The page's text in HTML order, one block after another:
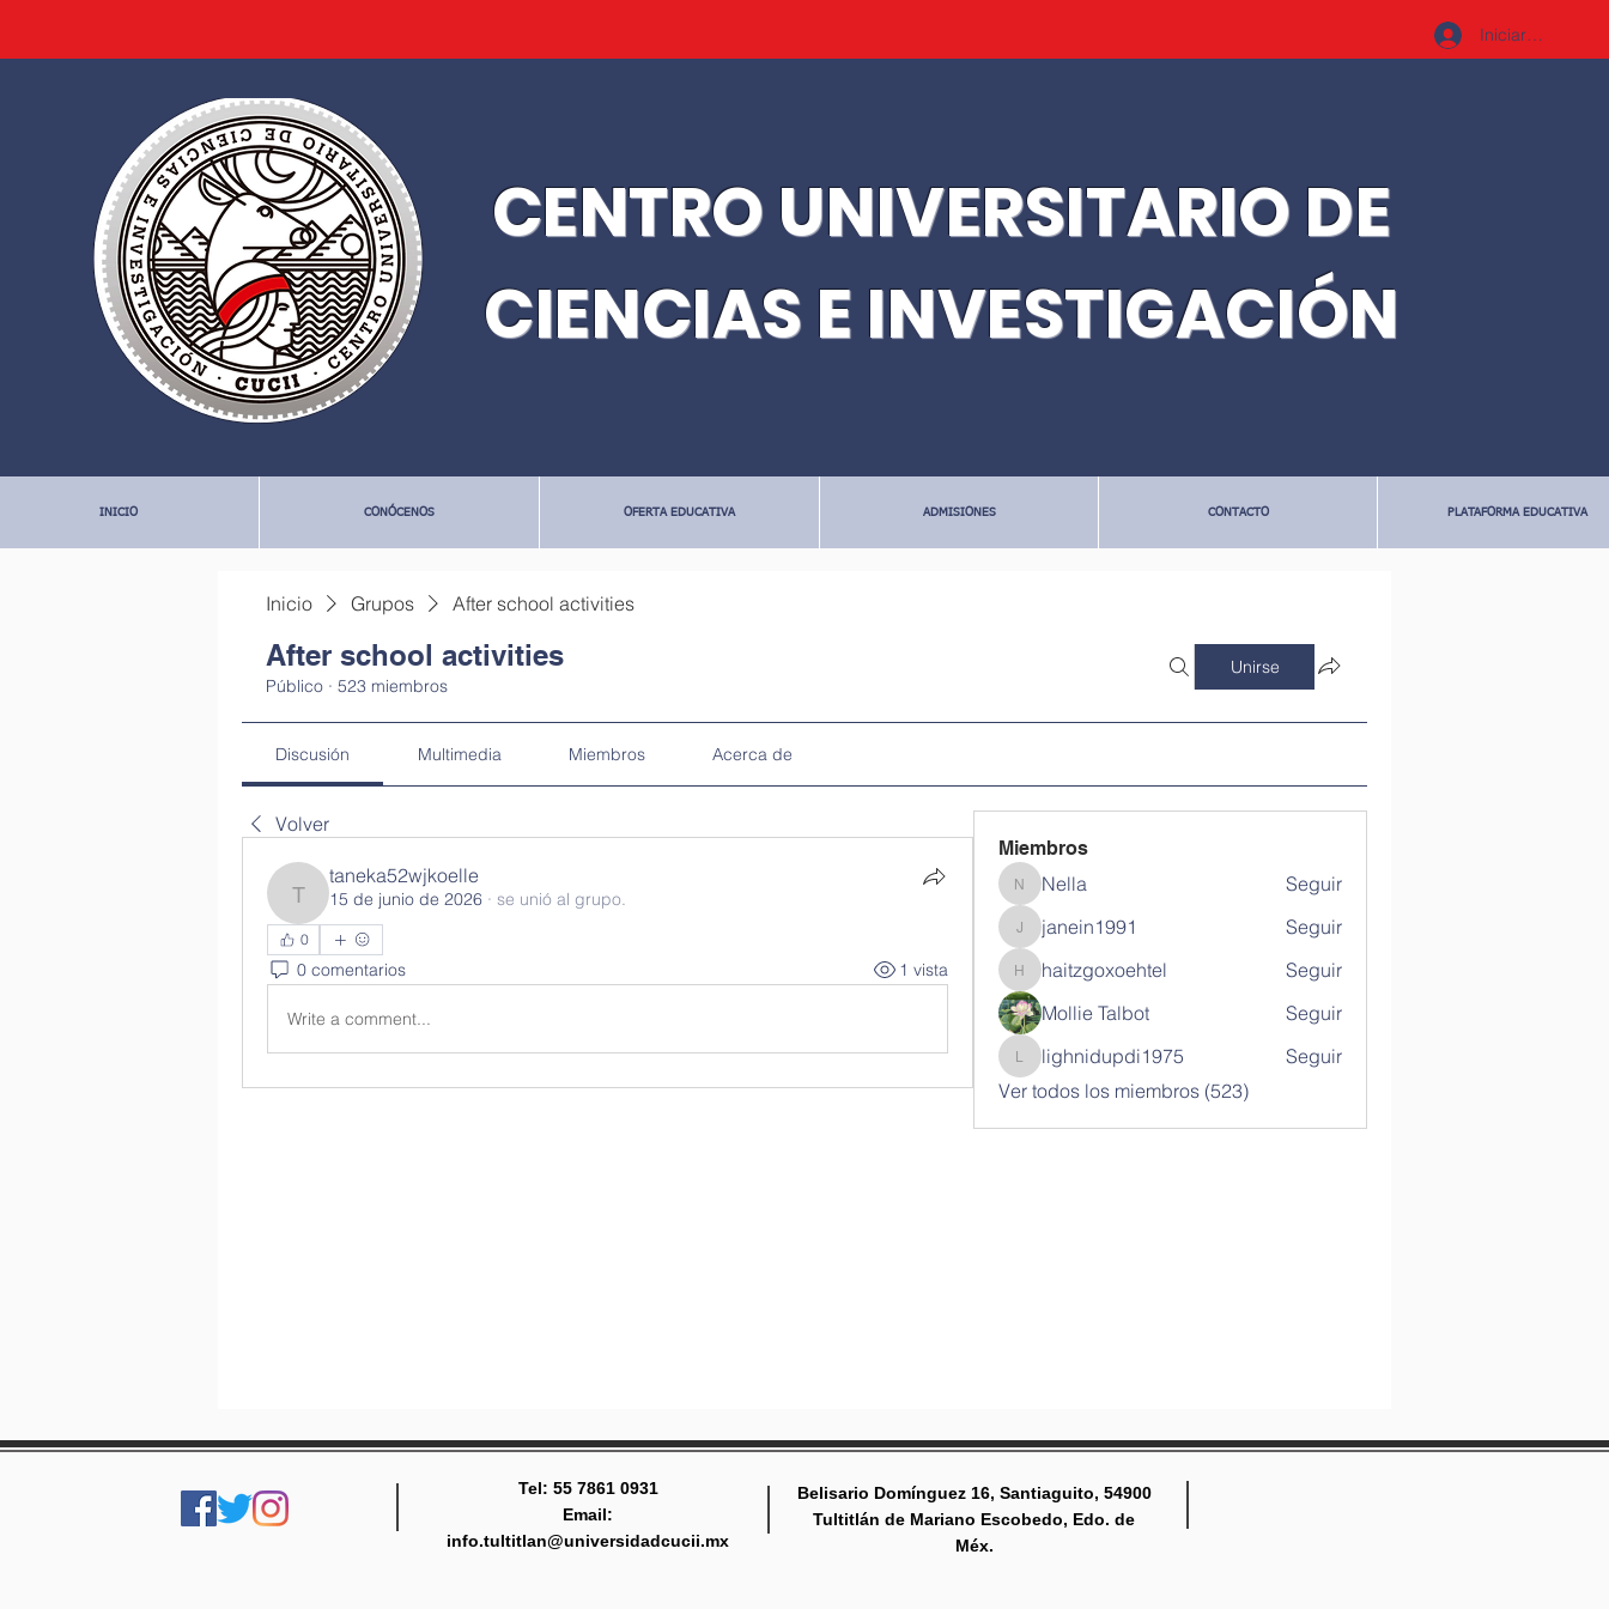
Iniciar sesión
CENTRO UNIVERSITARIO DE
CIENCIAS E INVESTIGACIÓN
Inicio Grupos After school activities
After school activities
Público · 523 miembros
Unirse
Discusión Multimedia Miembros Acerca de
Volver
taneka52wjkoelle
taneka52wjkoelle
15 de junio de 2026 · se unió al grupo.
0
0 comentarios 1 vista
Write a comment...
Miembros
NellaNella Seguir
janein1991
janein1991 Seguir
haitzgoxoehtel
haitzgoxoehtel
Seguir
Mollie Talbot
Seguir
lighnidupdi1975
lighnidupdi1975
Seguir
Ver todos los miembros (523)
INICIO CONÓCENOS OFERTA EDUCATIVA ADMISIONES CONTACTO PLATAFORMA EDUCATIVA
Tel: 55 7861 0931
Email:
info.tultitlan@universidadcucii.mx
Belisario Domínguez 16, Santiaguito, 54900
Tultitlán de Mariano Escobedo, Edo. de
Méx.